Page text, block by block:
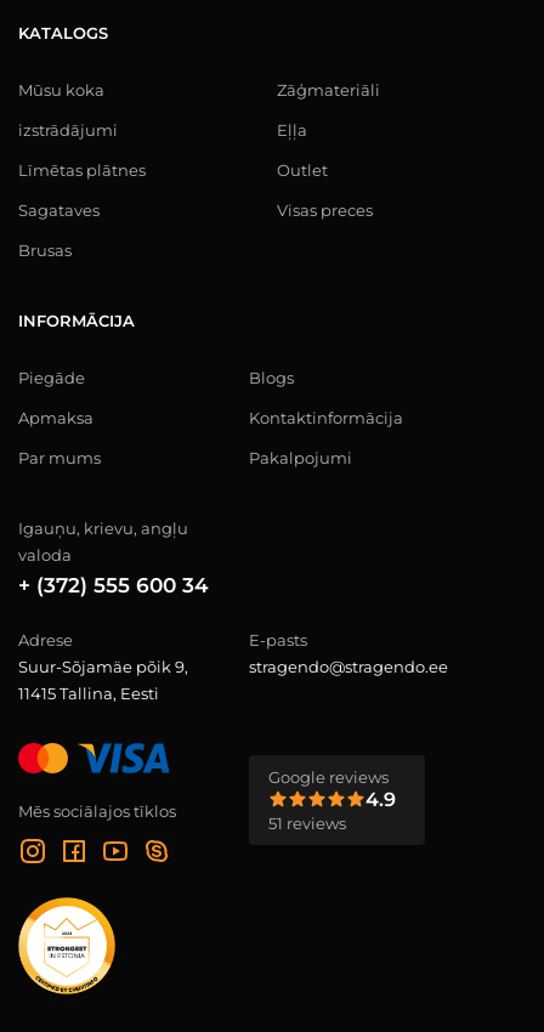
KATALOGS
Mūsu koka
izstrādājumi
Līmētas plātnes
Sagataves
Brusas
Zāģmateriāli
Eļļa
Outlet
Visas preces
INFORMĀCIJA
Piegāde
Apmaksa
Par mums
Blogs
Kontaktinformācija
Pakalpojumi
Igauņu, krievu, angļu
valoda
+ (372) 555 600 34
Adrese
Suur-Sõjamäe põik 9,
11415 Tallina, Eesti
E-pasts
stragendo@stragendo.ee
Mēs sociālajos tīklos
Google reviews
4.9
51 reviews